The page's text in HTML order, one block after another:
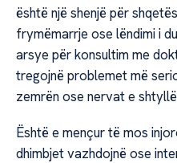
është një shenjë për
frymëmarrje ose lëndimi i
arsye për konsultim me
tregojnë problemet më
zemrën ose nervat e
Është e mençur të mos
dhimbjet vazhdojnë ose